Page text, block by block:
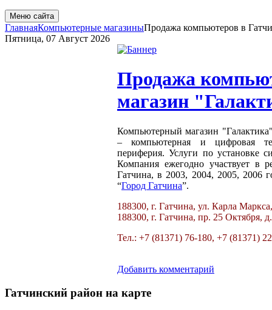
Меню сайта
ГлавнаяКомпьютерные магазиныПродажа компьютеров в
Пятница, 07 Август 2026
Продажа
магазин
Компьютерный магазин
– компьютерная и цифровая
периферия. Услуги по установке
Компания ежегодно участвует в
Гатчина, в 2003, 2004, 2005, 2006
“Город Гатчина”.
188300, г. Гатчина, ул. Карла
188300, г. Гатчина, пр. 25 Октября,
Тел.: +7 (81371) 76-180, +7 (81371)
Добавить комментарий
Гатчинский район на карте